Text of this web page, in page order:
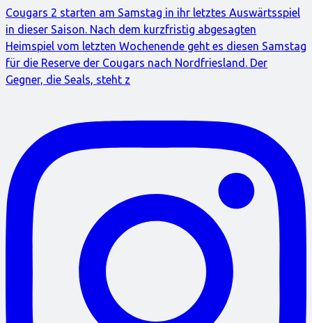
Cougars 2 starten am Samstag in ihr letztes Auswärtsspiel
in dieser Saison. Nach dem kurzfristig abgesagten
Heimspiel vom letzten Wochenende geht es diesen Samstag
für die Reserve der Cougars nach Nordfriesland. Der
Gegner, die Seals, steht z